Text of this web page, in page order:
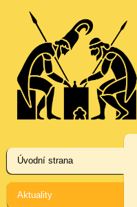
Úvodní strana
Aktuality